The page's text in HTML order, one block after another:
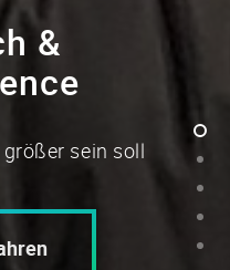
&
sein soll